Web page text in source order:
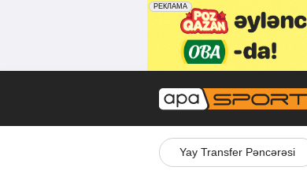
Yay Transfer Pəncərəsi